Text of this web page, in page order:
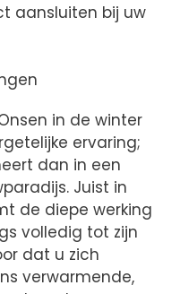
aansluiten bij uw
in de winter
ervaring;
dan in een
Juist in
de diepe werking
volledig tot zijn
dat u zich
verwarmende,